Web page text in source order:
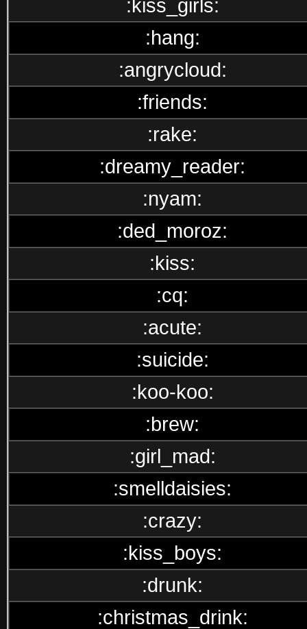
:kiss_girls:
:hang:
:angrycloud:
:friends:
:rake:
:dreamy_reader:
:nyam:
:ded_moroz:
:kiss:
:cq:
:acute:
:suicide:
:koo-koo:
:brew:
:girl_mad:
:smelldaisies:
:crazy:
:kiss_boys:
:drunk:
:christmas_drink: